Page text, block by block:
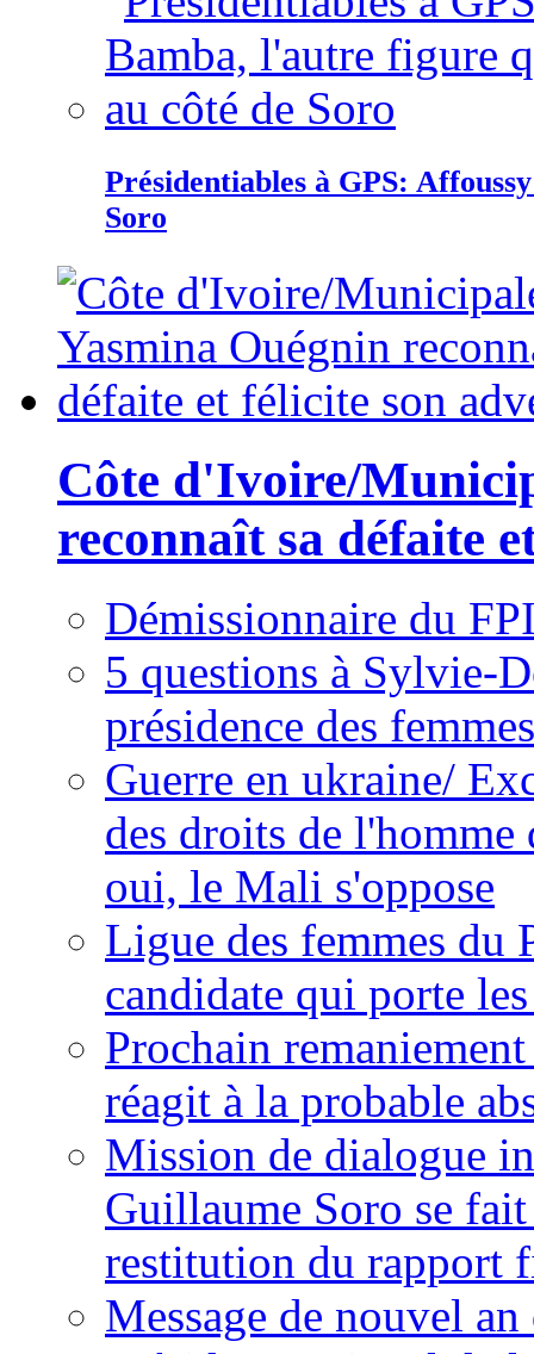
Présidentiables à GPS:
Soro
Côte d'Ivoire/
reconnaît sa défaite
Démissionnaire du
5 questions à Sylvie-
présidence des
Guerre en ukraine/
des droits de
oui, le Mali s'oppose
Ligue des femmes du
candidate qui porte
Prochain
réagit à la probable
Mission de dialogue
Guillaume Soro se
restitution du rapport
Message de nouvel